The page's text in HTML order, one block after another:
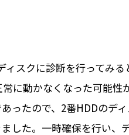
ィスクに診断を行ってみ
に動かなくなった可能
ったので、2番HDDのデ
した。一時確保を行い